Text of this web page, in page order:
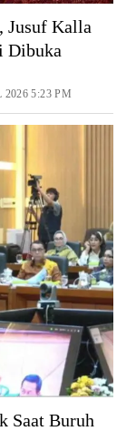
Jusuf Kalla
Dibuka
5:23 PM
Saat Buruh